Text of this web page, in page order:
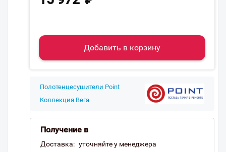
Добавить в корзину
Полотенцесушители Point
Коллекция Вега
Получение в
Доставка: уточняйте у менеджера